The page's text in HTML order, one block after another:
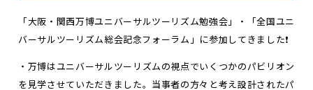
「大阪・関西万博ユニバーサルツーリズム勉強会」・「全国ユニ
バーサルツーリズム総会記念フォーラム」に参加してきました❗️
・万博はユニバーサルツーリズムの視点でいくつかのパビリオン
を見学させていただきました。当事者の方々と考え設計されたパ